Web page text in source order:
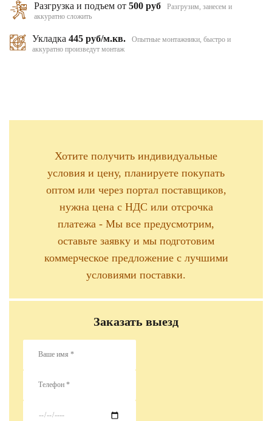
Разгрузка и подъем от500 руб
Разгрузим, занесем и
аккуратно сложить
Укладка 445 руб/м.кв.
Опытные монтажники, быстро и
аккуратно произведут монтаж
Хотите получить индивидуальные
условия и цену, планируете покупать
оптом или через портал поставщиков,
нужна цена с НДС или отсрочка
платежа - Мы все предусмотрим,
оставьте заявку и мы подготовим
коммерческое предложение с лучшими
условиями поставки.
Заказать выезд